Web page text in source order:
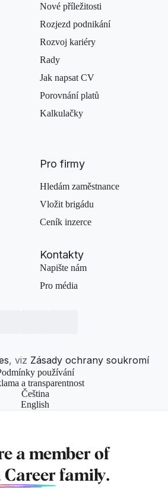
Nové příležitosti
Rozjezd podnikání
Rozvoj kariéry
Rady
Jak napsat CV
Porovnání platů
Kalkulačky
Pro firmy
Hledám zaměstnance
Vložit brigádu
Ceník inzerce
Kontakty
Napište nám
Pro média
, viz Zásady ochrany soukromí
používání
a transparentnost
Čeština
English
a member of
family.